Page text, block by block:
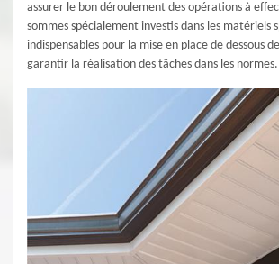
assurer le bon déroulement des opérations à
sommes spécialement investis dans les matériels
indispensables pour la mise en place de dessous
garantir la réalisation des tâches dans les normes.